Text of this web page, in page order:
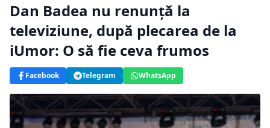
Dan Badea nu renunţă la
televiziune, după plecarea de la
iUmor: O să fie ceva frumos
Facebook Telegram WhatsApp